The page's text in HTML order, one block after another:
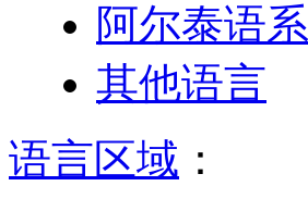
阿尔泰语系
其他语言
语言区域 ：